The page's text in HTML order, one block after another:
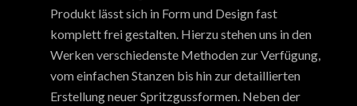
Produkt lässt sich in Form und Design fast
komplett frei gestalten. Hierzu stehen uns in den
Werken verschiedenste Methoden zur Verfügung,
vom einfachen Stanzen bis hin zur detaillierten
Erstellung neuer Spritzgussformen. Neben der